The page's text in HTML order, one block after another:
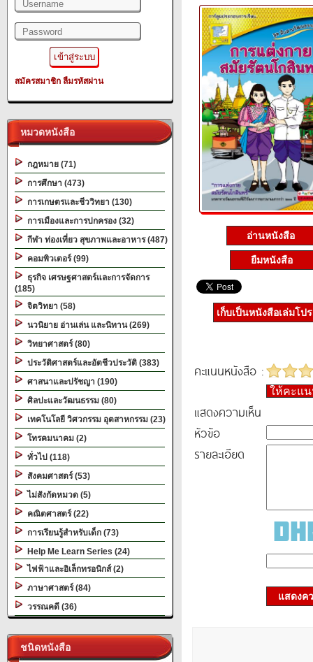
สมัครสมาชิก ลืมรหัสผ่าน
หมวดหนังสือ
กฎหมาย (71)
การศึกษา (473)
การเกษตรและชีววิทยา (130)
การเมืองและการปกครอง (32)
กีฬา ท่องเที่ยว สุขภาพและอาหาร (487)
คอมพิวเตอร์ (99)
ธุรกิจ เศรษฐศาสตร์และการจัดการ
(185)
จิตวิทยา (58)
นวนิยาย อ่านเล่น และนิทาน (269)
วิทยาศาสตร์ (80)
ประวัติศาสตร์และอัตชีวประวัติ (383)
ศาสนาและปรัชญา (190)
ศิลปะและวัฒนธรรม (80)
เทคโนโลยี วิศวกรรม อุตสาหกรรม (23)
โทรคมนาคม (2)
ทั่วไป (118)
สังคมศาสตร์ (53)
ไม่สังกัดหมวด (5)
คณิตศาสตร์ (22)
การเรียนรู้สำหรับเด็ก (73)
Help Me Learn Series (24)
ไฟฟ้าและอิเล็กทรอนิกส์ (2)
ภาษาศาสตร์ (84)
วรรณคดี (36)
ชนิดหนังสือ
อ่านหนังสือ
ยืมหนังสือ
เก็บเป็นหนังสือเล่มโป
คะแนนหนังสือ :
ให้คะแ
แสดงความเห็น
หัวข้อ
รายละเอียด
แสดงค